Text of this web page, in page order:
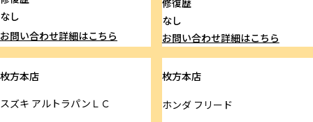
なし
お問い合わせ詳細はこちら
なし
お問い合わせ詳細はこちら
枚方本店
スズキ アルトラパンＬＣ
枚方本店
ホンダフリード